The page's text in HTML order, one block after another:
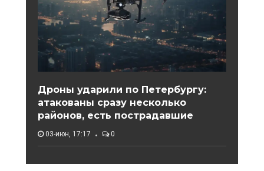
Дроны ударили по Петербургу:
атакованы сразу несколько
районов, есть пострадавшие
03-июн, 17:17 0